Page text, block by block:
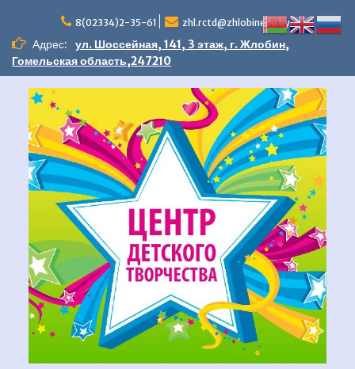
содержимому
8(02334)2-35-61 zhl.rctd@zhlobinedu.by
Адрес:
ул. Шоссейная, 141, 3 этаж, г. Жлобин,
Гомельская область,247210